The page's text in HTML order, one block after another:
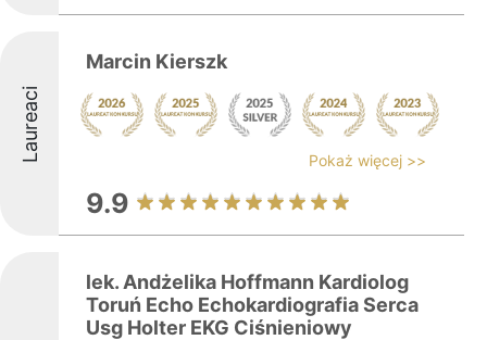
Laureaci
Marcin Kierszk
Pokaż więcej >>
9.9
lek. Andżelika Hoffmann Kardiolog
Toruń Echo Echokardiografia Serca
Usg Holter EKG Ciśnieniowy